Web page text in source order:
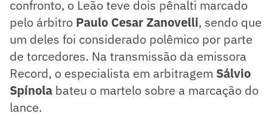
confronto, o Leão teve dois pênalti marcado
pelo árbitro Paulo Cesar Zanovelli, sendo que
um deles foi considerado polêmico por parte
de torcedores. Na transmissão da emissora
Record, o especialista em arbitragem Sálvio
Spínola bateu o martelo sobre a marcação do
lance.